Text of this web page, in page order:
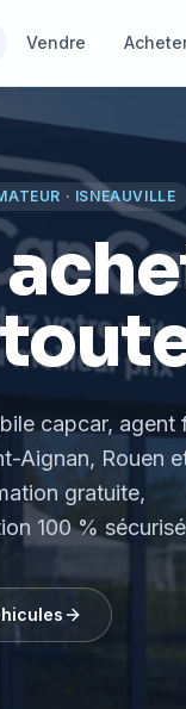
Vendre
· ISNEAUVILLE
capcar, agent
Aignan, Rouen
gratuite,
100 %